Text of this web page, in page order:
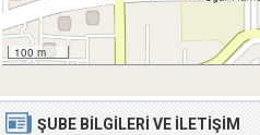
100 m
ŞUBE BILGILERI VE İLETIŞIM